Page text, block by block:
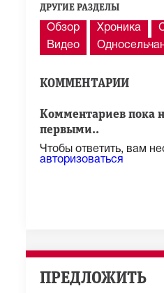
ДРУГИЕ РАЗДЕЛЫ
Обзор Хроника
Видео
КОММЕНТАРИИ
Комментариев пока
первыми..
Чтобы ответить, вам
авторизоваться
ПРЕДЛОЖИТЬ